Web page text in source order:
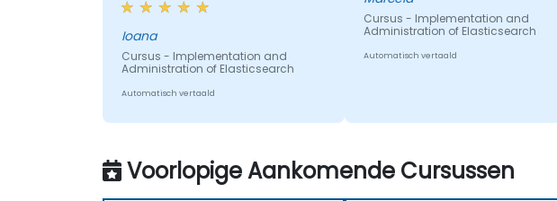
moesten stellen: ons betrekken
bij gesprekken
Ioana
Cursus - Implementation and
Administration of Elasticsearch
Automatisch vertaald
Cursus - Implementation and
Administration of Elasticsearch
Automatisch vertaald
Voorlopige Aankomende Cursussen